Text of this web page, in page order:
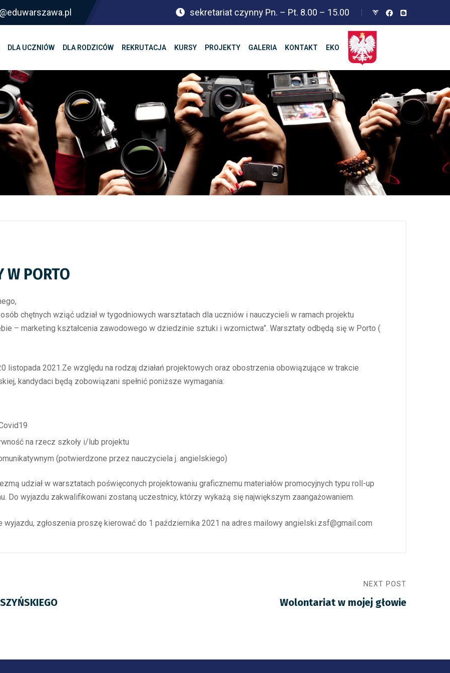
sekretariat czynny Pn. – Pt. 8.00 – 15.00
DLA UCZNIÓW DLA RODZICÓW REKRUTACJA KURSY PROJEKTY GALERIA KONTAKT EKO
W PORTO
chętnych wziąć udział w tygodniowych warsztatach dla uczniów i nauczycieli w ramach projektu
– marketing kształcenia zawodowego w dziedzinie sztuki i wzornictwa”. Warsztaty odbędą się w Porto (
listopada 2021.Ze względu na rodzaj działań projektowych oraz obostrzenia obowiązujące w trakcie
kandydaci będą zobowiązani spełnić poniższe wymagania:
na rzecz szkoły i/lub projektu
(potwierdzone przez nauczyciela j. angielskiego)
udział w warsztatach poświęconych projektowaniu graficznemu materiałów promocyjnych typu roll-up
Do wyjazdu zakwalifikowani zostaną uczestnicy, którzy wykażą się największym zaangażowaniem.
zgłoszenia proszę kierować do 1 października 2021 na adres mailowy angielski.zsf@gmail.com
NEXT POST
Wolontariat w mojej głowie